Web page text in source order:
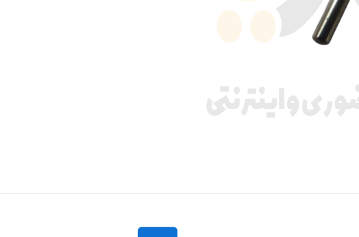
فرمان، جلوبندی و ترمز
لوازم جانبی و اسپرت